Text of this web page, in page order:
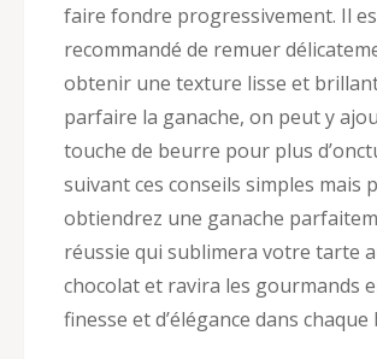
faire fondre progressivement. Il
recommandé de remuer
obtenir une texture lisse et
parfaire la ganache, on peut y
touche de beurre pour plus
suivant ces conseils simples mais
obtiendrez une ganache
réussie qui sublimera votre tarte
chocolat et ravira les gourmands
finesse et d’élégance dans chaque